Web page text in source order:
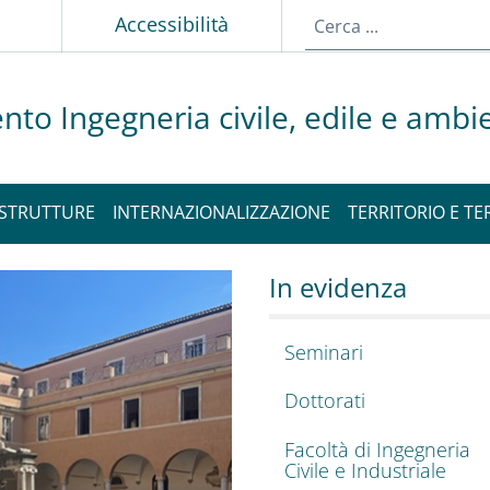
Accessibilità
Ingegneria civile, edile e
INTERNAZIONALIZZAZIONE TERRITORIO E
civile, edile e
DICEA In evidenza
Seminari
Dottorati
Facoltà di Ingegneria
Civile e Industriale